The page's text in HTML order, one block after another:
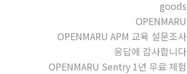
goods
OPENMARU
OPENMARU APM 교육 설문조사
응답에 감사합니다
OPENMARU Sentry 1년 무료 체험